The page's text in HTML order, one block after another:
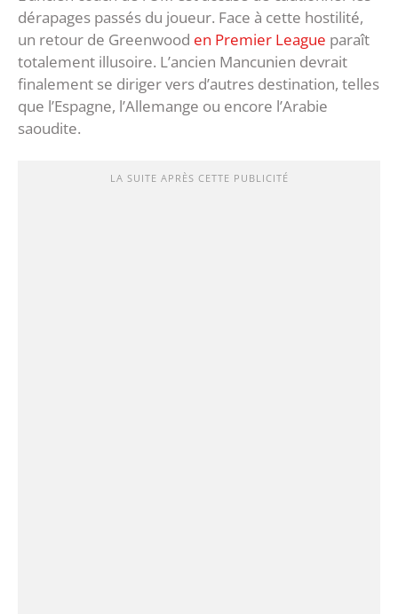
dérapages passés du joueur. Face à cette hostilité,
un retour de Greenwood en Premier League paraît
totalement illusoire. L’ancien Mancunien devrait
finalement se diriger vers d’autres destination, telles
que l’Espagne, l’Allemange ou encore l’Arabie
saoudite.
LA SUITE APRÈS CETTE PUBLICITÉ